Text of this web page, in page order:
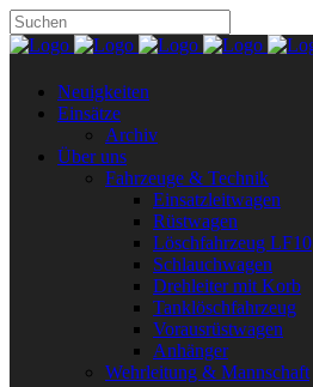
Neuigkeiten
Einsätze
Archiv
Über uns
Fahrzeuge & Technik
Einsatzleitwagen
Rüstwagen
Löschfahrzeug LF10
Schlauchwagen
Drehleiter mit Korb
Tanklöschfahrzeug
Vorausrüstwagen
Anhänger
Wehrleitung & Mannschaft